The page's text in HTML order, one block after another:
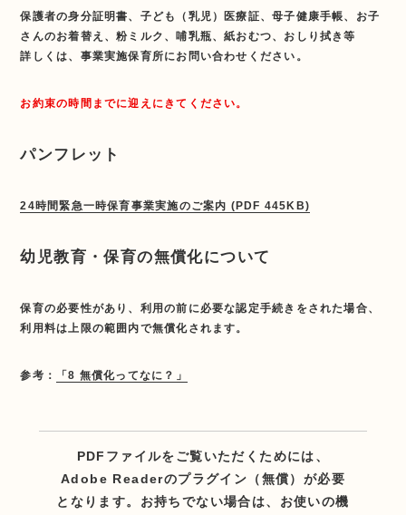
保護者の身分証明書、子ども（乳児）医療証、母子健康手帳、お子
さんのお着替え、粉ミルク、哺乳瓶、紙おむつ、おしり拭き等
詳しくは、事業実施保育所にお問い合わせください。
お約束の時間までに迎えにきてください。
パンフレット
24時間緊急一時保育事業実施のご案内 (PDF 445KB)
幼児教育・保育の無償化について
保育の必要性があり、利用の前に必要な認定手続きをされた場合、
利用料は上限の範囲内で無償化されます。
参考： 「8 無償化ってなに？」
PDFファイルをご覧いただくためには、
Adobe Readerのプラグイン（無償）が必要
となります。お持ちでない場合は、お使いの機